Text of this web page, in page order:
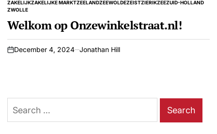
ZAKELIJKZAKELIJKE MARKTZEELANDZEEWOLDEZEISTZIERIKZEEZUID-HOLLAND
ZWOLLE
Welkom op Onzewinkelstraat.nl!
on
December 4, 2024 Jonathan Hill
Search
for: